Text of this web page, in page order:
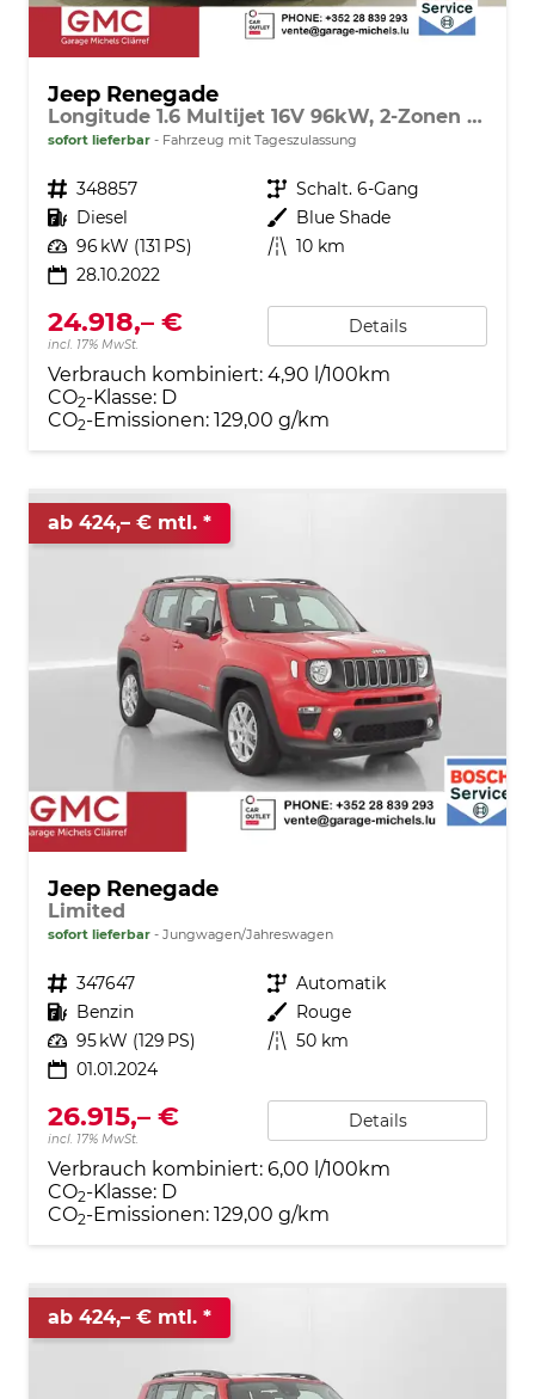
Jeep Renegade
Longitude 1.6 Multijet 16V 96kW, 2-Zonen Klimaautomatik, 8.4"Navigationssystem, AppleCarPlay&Android Auto, LaneSense, Regensensor, Tempomat, Notrufsystem, abgedunkelte Scheiben, 16"-Leichtmetallfelgen, uvm.
sofort lieferbar Fahrzeug mit Tageszulassung
Fahrzeugnr. 348857 Getriebe Schalt. 6-Gang
Kraftstoff Diesel Außenfarbe Blue Shade
Leistung 96 kW (131 PS) Kilometerstand 10 km
28.10.2022
24.918,– €
incl. 17% MwSt.
Details
Verbrauch kombiniert: 4,90 l/100km
CO2-Klasse: D
CO2-Emissionen: 129,00 g/km
ab 424,– € mtl.
Jeep Renegade
Limited
sofort lieferbar Jungwagen/Jahreswagen
Fahrzeugnr. 347647 Getriebe Automatik
Kraftstoff Benzin Außenfarbe Rouge
Leistung 95 kW (129 PS) Kilometerstand 50 km
01.01.2024
26.915,– €
incl. 17% MwSt.
Details
Verbrauch kombiniert: 6,00 l/100km
CO2-Klasse: D
CO2-Emissionen: 129,00 g/km
ab 424,– € mtl.